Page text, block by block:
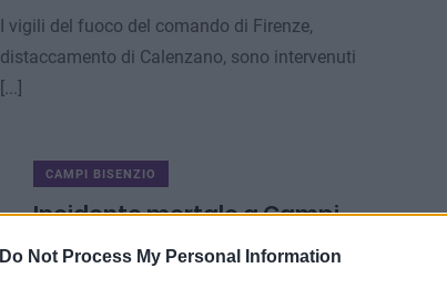
Do Not Process My Personal Information
I vigili del fuoco del comando di Firenze,
distaccamento di Calenzano, sono intervenuti
[...]
CAMPI BISENZIO
Incidente mortale a Campi
Bisenzio, deceduto un uomo